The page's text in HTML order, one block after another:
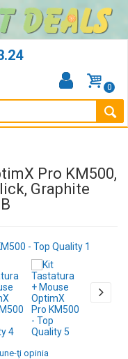
0
Pro KM500,
Graphite
ţi opinia